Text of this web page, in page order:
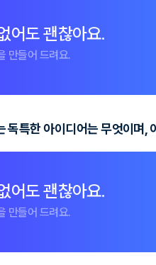
어도 괜찮아요.
만들어 드려요.
독특한 아이디어는 무엇이며,
어도 괜찮아요.
만들어 드려요.